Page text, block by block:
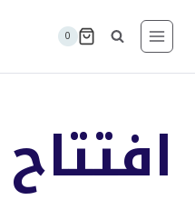
إلى
المحتوى 0